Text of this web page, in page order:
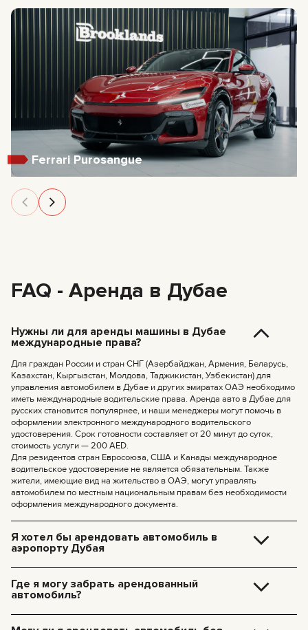
Ferrari Purosangue
FAQ - Аренда в Дубае
Нужны ли для аренды машины в Дубае
международные права?
Для граждан России и стран СНГ (Азербайджан, Армения, Беларусь,
Казахстан, Кыргызстан, Молдова, Таджикистан, Узбекистан) для
управления автомобилем в Дубае и других эмиратах ОАЭ необходимо
иметь международные водительские права. Аренда авто в Дубае для
русских становится популярнее, и наши менеджеры могут помочь в
оформлении электронного международного водительского
удостоверения. Срок готовности составляет от 20 минут до суток,
стоимость услуги — 200 AED.
Для резидентов стран Евросоюза, США и Канады международное
водительское удостоверение не является обязательным. Также
жители, имеющие вид на жительство в ОАЭ, могут управлять
автомобилем по местным национальным правам без необходимости
оформления международного документа.
Я хотел бы арендовать автомобиль в
аэропорту Дубая
специалиста. Машина будет ждать вас, и все документы можно будет
оформить на месте.
Где я могу забрать арендованный
автомобиль?